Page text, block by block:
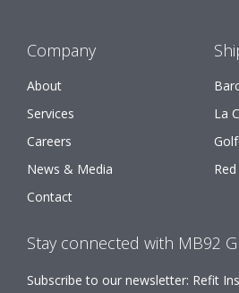
Company
About
Services
Careers
News & Media
Contact
La
Stay connected with MB92
Subscribe to our newsletter: Refit